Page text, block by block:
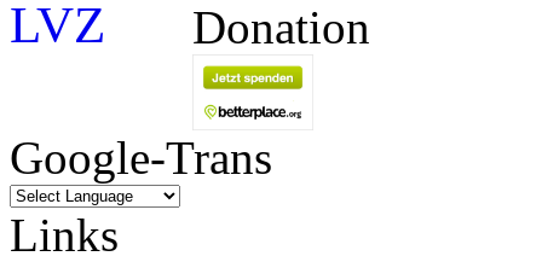
Donation
Google-Trans
Links